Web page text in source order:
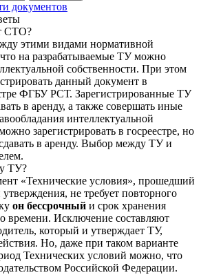
документов
СТО?
этими видами нормативной
на разрабатываемые ТУ можно
собственности. При этом
данный документ в
ФГБУ РСТ. Зарегистрированные ТУ
в аренду, а также совершать иные
интеллектуальной
зарегистрировать в госреестре, но
в аренду. Выбор между ТУ и
ТУ?
«Технические условия», прошедший
не требует повторного
он бессрочный и срок хранения
времени. Исключение составляют
который и утверждает ТУ,
Но, даже при таком варианте
Технических условий можно, что
Российской Федерации.